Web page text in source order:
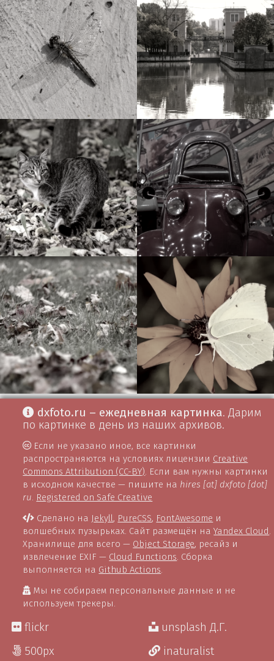
dxfoto.ru – ежедневная картинка. Дарим
по картинке в день из наших архивов.
Если не указано иное, все картинки
распространяются на условиях лицензии Creative
Commons Attribution (CC-BY). Если вам нужны картинки
в исходном качестве — пишите на hires [at] dxfoto [dot]
ru. Registered on Safe Creative
Сделано на Jekyll, PureCSS, FontAwesome и
волшебных пузырьках. Сайт размещён наYandex Cloud.
Хранилище для всего — Object Storage, ресайз и
извлечение EXIF — Cloud Functions. Сборка
выполняется на Github Actions.
Мы не собираем персональные данные и не
используем трекеры.
flickr
500px
unsplash Д.Г.
inaturalist